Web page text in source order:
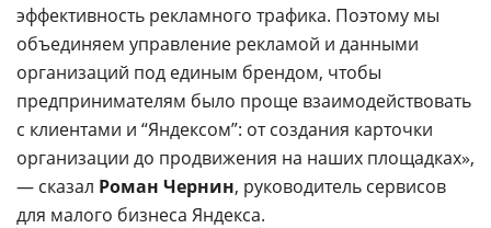
эффективность рекламного трафика. Поэтому мы
объединяем управление рекламой и данными
организаций под единым брендом, чтобы
предпринимателям было проще взаимодействовать
с клиентами и “Яндексом”: от создания карточки
организации до продвижения на наших площадках»,
— сказал Роман Чернин, руководитель сервисов
для малого бизнеса Яндекса.